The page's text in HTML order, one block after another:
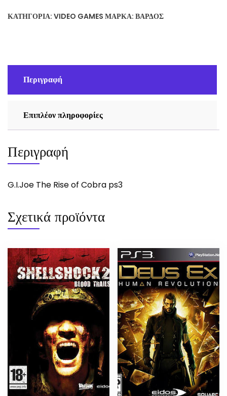
Cobra
ΚΑΤΗΓΟΡΊΑ: VIDEO GAMES ΜΆΡΚΑ: ΒΆΡΔΟΣ
Περιγραφή
Επιπλέον πληροφορίες
Περιγραφή
G.I.Joe The Rise of Cobra ps3
Σχετικά προϊόντα